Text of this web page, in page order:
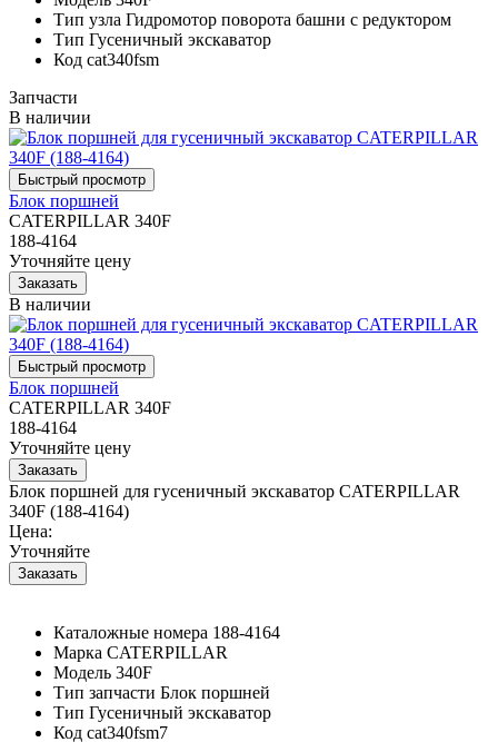
Тип узла Гидромотор поворота башни с редуктором
Тип Гусеничный экскаватор
Код cat340fsm
Запчасти
В наличии
Блок поршней
CATERPILLAR 340F
188-4164
Уточняйте цену
В наличии
Блок поршней
CATERPILLAR 340F
188-4164
Уточняйте цену
Блок поршней для гусеничный экскаватор CATERPILLAR
340F (188-4164)
Цена:
Уточняйте
Каталожные номера 188-4164
Марка CATERPILLAR
Модель 340F
Тип запчасти Блок поршней
Тип Гусеничный экскаватор
Код cat340fsm7